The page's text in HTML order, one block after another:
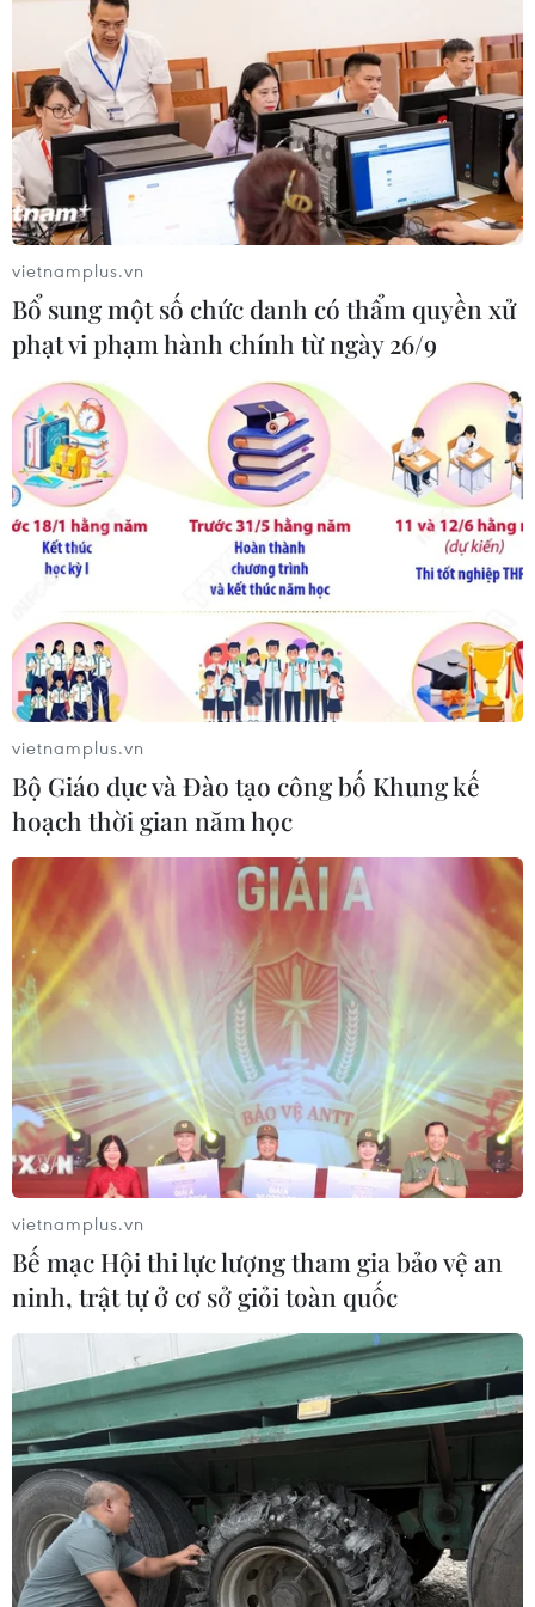
TIN CÙNG CHUYÊN MỤC
Canada, Mỹ đàm phán thỏa thuận
thương mại tạm thời nhằm hạ nhiệt
căng thẳng
07/08/2026 23:53
vietnamplus.vn
Bổ sung một số chức danh có thẩm quyền xử
phạt vi phạm hành chính từ ngày 26/9
vietnamplus.vn
Bộ Giáo dục và Đào tạo công bố Khung kế
hoạch thời gian năm học
vietnamplus.vn
Bế mạc Hội thi lực lượng tham gia bảo vệ an
ninh, trật tự ở cơ sở giỏi toàn quốc